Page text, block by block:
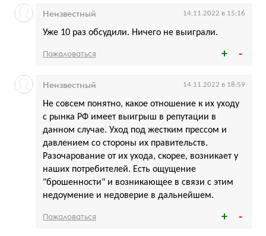
Уже 10 раз обсудили. Ничего не выиграли.
Неизвестный 14.11.2022 в 15:16
Пожаловаться
Не совсем понятно, какое отношение к их уходу
с рынка РФ имеет выигрыш в репутации в
данном случае. Уход под жестким прессом и
давлением со стороны их правительств.
Разочарование от их ухода, скорее, возникает у
наших потребителей. Есть ощущение
"брошенности" и возникающее в связи с этим
недоумение и недоверие в дальнейшем.
Неизвестный 14.11.2022 в 18:59
Пожаловаться